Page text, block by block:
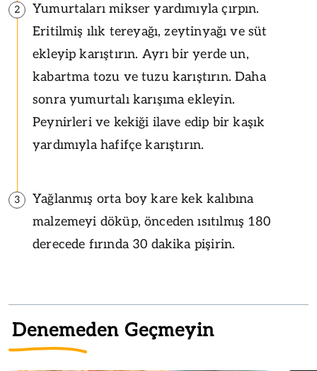
2
Yumurtaları mikser yardımıyla çırpın.
Eritilmiş ılık tereyağı, zeytinyağı ve süt
ekleyip karıştırın. Ayrı bir yerde un,
kabartma tozu ve tuzu karıştırın. Daha
sonra yumurtalı karışıma ekleyin.
Peynirleri ve kekiği ilave edip bir kaşık
yardımıyla hafifçe karıştırın.
3
Yağlanmış orta boy kare kek kalıbına
malzemeyi döküp, önceden ısıtılmış 180
derecede fırında 30 dakika pişirin.
Denemeden Geçmeyin